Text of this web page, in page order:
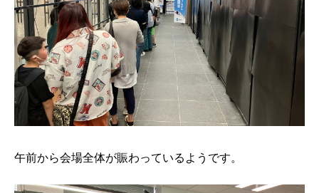
午前から会場全体が賑わっているようです。